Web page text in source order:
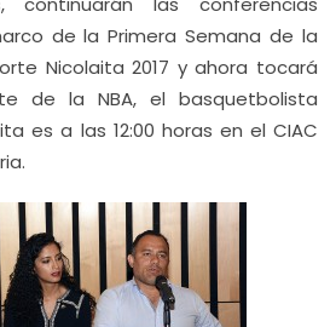
de la Primera Semana de la
Nicolaita 2017 y ahora tocará
de la NBA, el basquetbolista
es a las 12:00 horas en el CIAC